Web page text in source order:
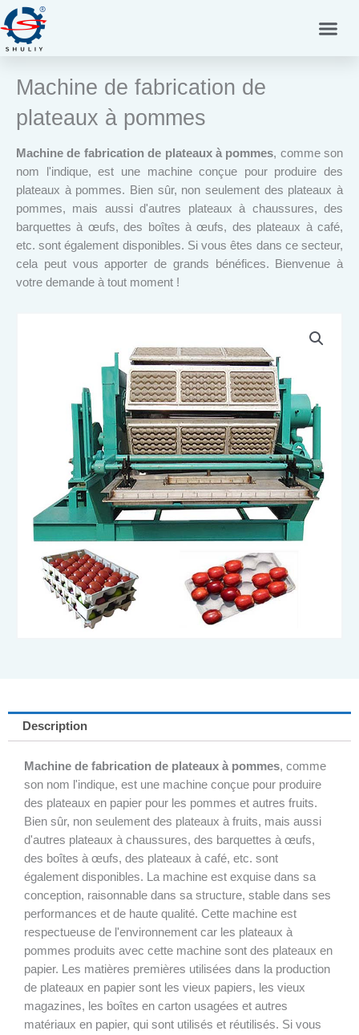
Aller
au
contenu
Machine de fabrication de
plateaux à pommes
Machine de fabrication de plateaux à pommes, comme son
nom l'indique, est une machine conçue pour produire des
plateaux à pommes. Bien sûr, non seulement des plateaux à
pommes, mais aussi d'autres plateaux à chaussures, des
barquettes à œufs, des boîtes à œufs, des plateaux à café,
etc. sont également disponibles. Si vous êtes dans ce secteur,
cela peut vous apporter de grands bénéfices. Bienvenue à
votre demande à tout moment !
Description
Machine de fabrication de plateaux à pommes, comme
son nom l'indique, est une machine conçue pour produire
des plateaux en papier pour les pommes et autres fruits.
Bien sûr, non seulement des plateaux à fruits, mais aussi
d'autres plateaux à chaussures, des barquettes à œufs,
des boîtes à œufs, des plateaux à café, etc. sont
également disponibles. La machine est exquise dans sa
conception, raisonnable dans sa structure, stable dans ses
performances et de haute qualité. Cette machine est
respectueuse de l'environnement car les plateaux à
pommes produits avec cette machine sont des plateaux en
papier. Les matières premières utilisées dans la production
de plateaux en papier sont les vieux papiers, les vieux
magazines, les boîtes en carton usagées et autres
matériaux en papier, qui sont utilisés et réutilisés. Si vous